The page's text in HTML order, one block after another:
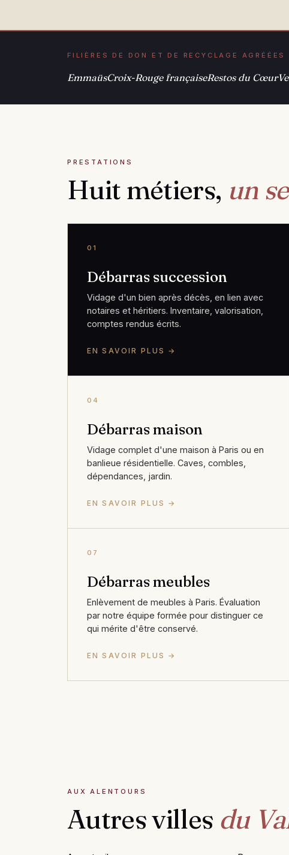
FILIÈRES DE DON ET DE RECYCLAGE AGRÉÉES
EmmaüsCroix-Rouge françaiseRestos du Cœur
PRESTATIONS
Huit métiers, un
01
Débarras succession
Vidage d'un bien après décès, en lien avec
notaires et héritiers. Inventaire, valorisation,
comptes rendus écrits.
EN SAVOIR PLUS →
04
Débarras maison
Vidage complet d'une maison à Paris ou en
banlieue résidentielle. Caves, combles,
dépendances, jardin.
EN SAVOIR PLUS →
07
Débarras meubles
Enlèvement de meubles à Paris. Évaluation
par notre équipe formée pour distinguer ce
qui mérite d'être conservé.
EN SAVOIR PLUS →
AUX ALENTOURS
Autres villes du